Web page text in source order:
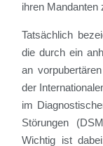
ihren Mandanten
Tatsächlich
die durch ein
an
der
im
Störungen
Wichtig ist